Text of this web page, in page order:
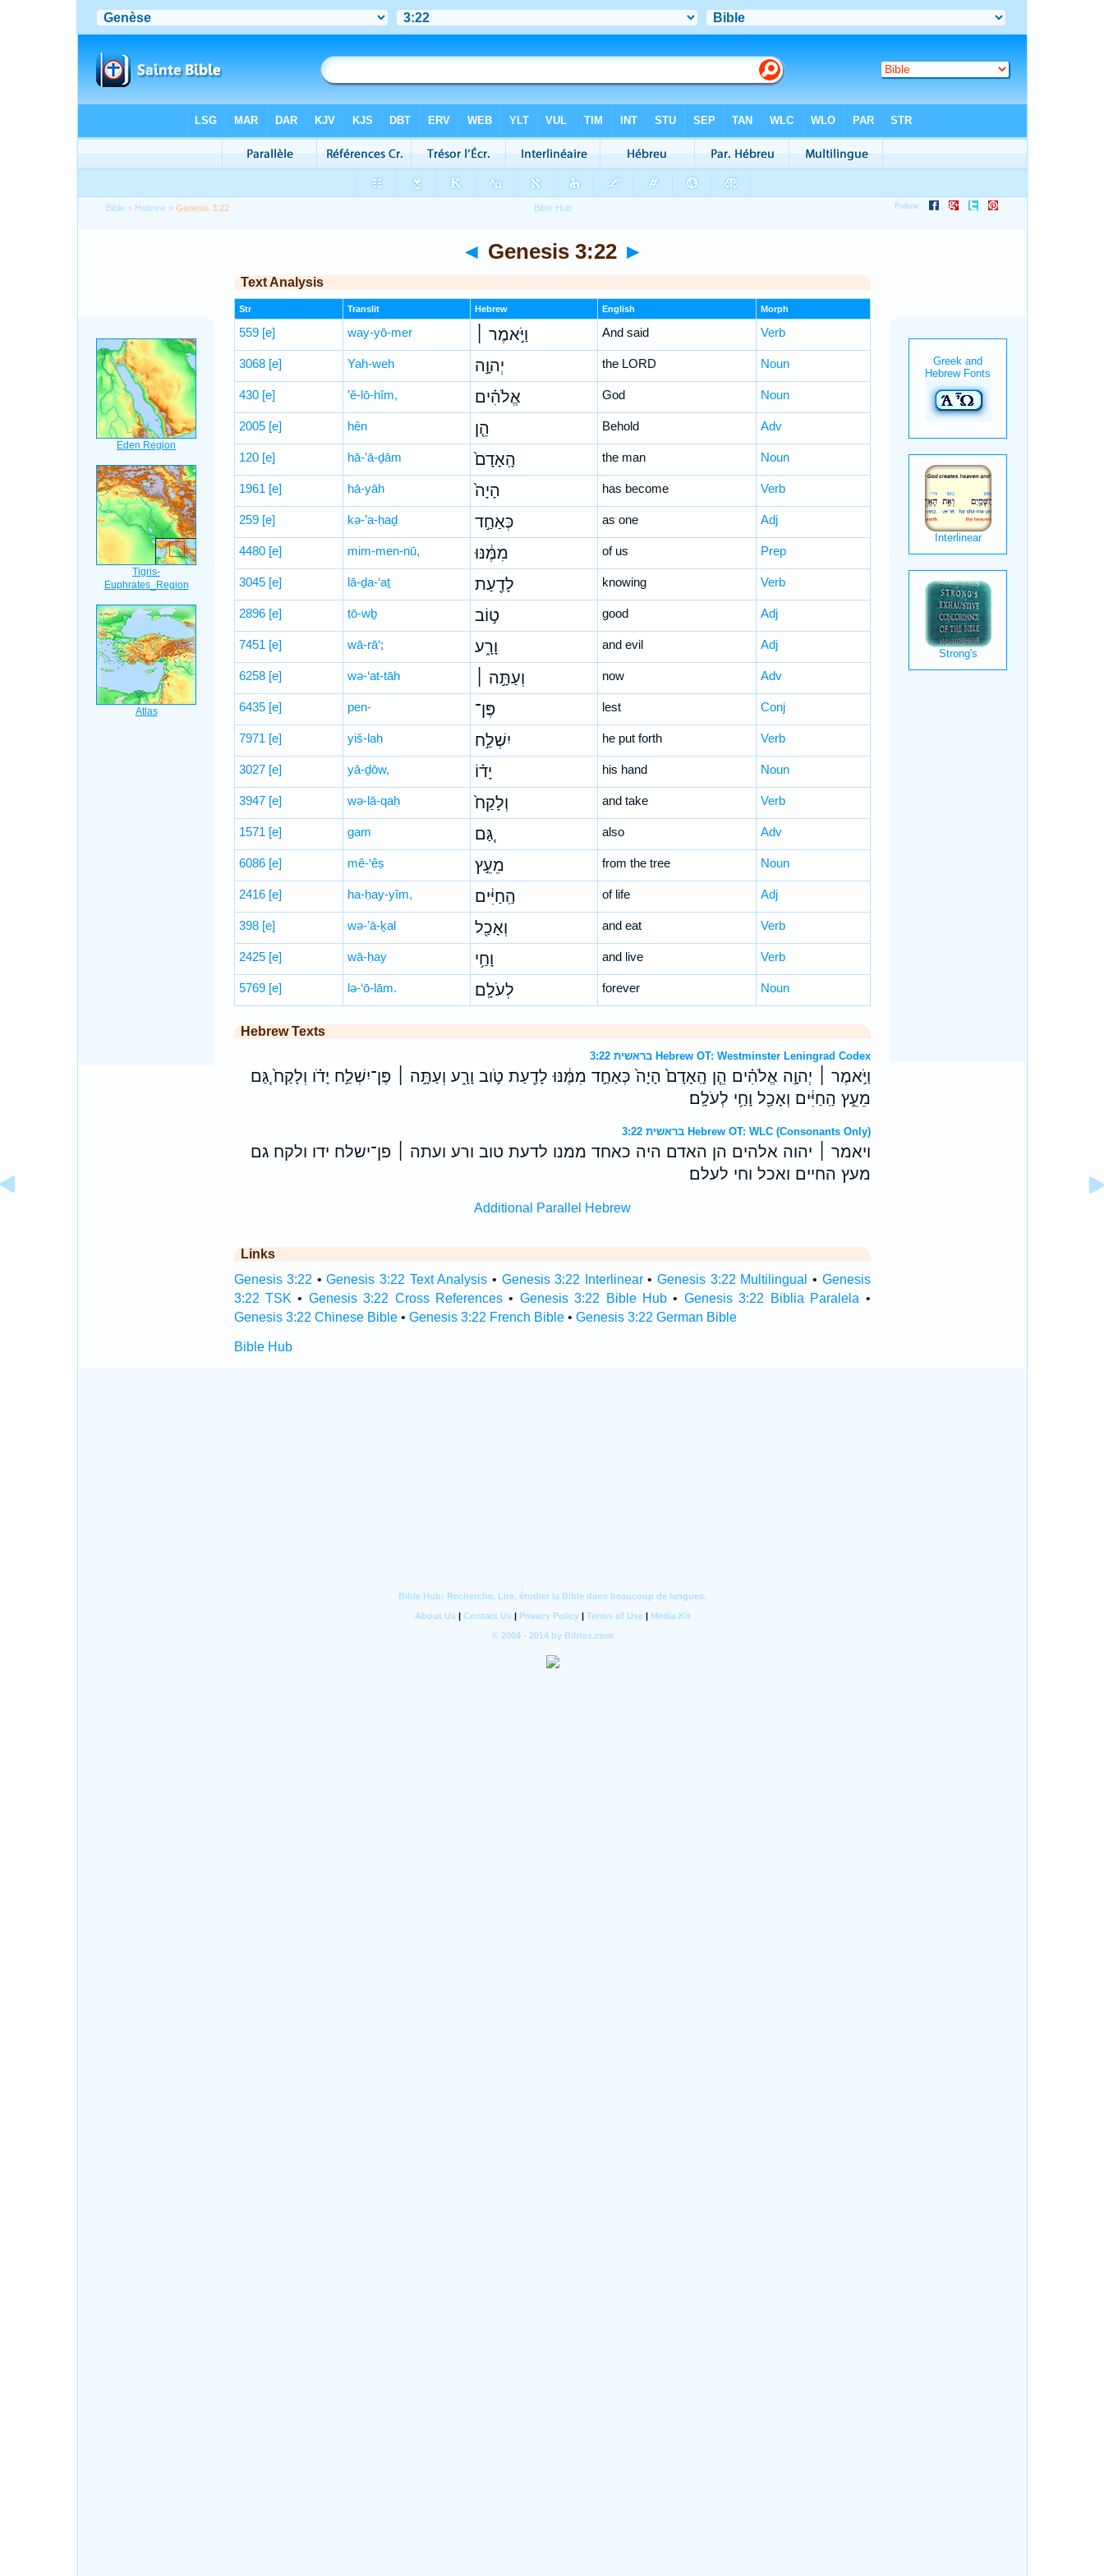
Bible > Hebrew > Genesis 3:22
◄ Genesis 3:22 ►
Text Analysis
Str Translit Hebrew English Morph
559 [e] way-yō-mer וַיֹּ֣אמֶר ׀ And said Verb
3068 [e] Yah-weh יְהוָ֣ה the LORD Noun
430 [e] ’ĕ-lō-hîm, אֱלֹהִ֗ים God Noun
2005 [e] hên הֵ֤ן Behold Adv
120 [e] hā-’ā-ḏām הָֽאָדָם֙ the man Noun
1961 [e] hā-yāh הָיָה֙ has become Verb
259 [e] kə-’a-ḥaḏ כְּאַחַ֣ד as one Adj
4480 [e] mim-men-nū, מִמֶּ֔נּוּ of us Prep
3045 [e] lā-ḏa-‘aṯ לָדַ֖עַת knowing Verb
2896 [e] ṭō-wḇ ט֣וֹב good Adj
7451 [e] wā-rā‘; וָרָ֑ע and evil Adj
6258 [e] wə-‘at-tāh וְעַתָּ֣ה ׀ now Adv
6435 [e] pen- פֶּן־ lest Conj
7971 [e] yiš-laḥ יִשְׁלַ֣ח he put forth Verb
3027 [e] yā-ḏōw, יָד֗וֹ his hand Noun
3947 [e] wə-lā-qaḥ וְלָקַח֙ and take Verb
1571 [e] gam גַּ֚ם also Adv
6086 [e] mê-‘êṣ מֵעֵ֣ץ from the tree Noun
2416 [e] ha-ḥay-yîm, הַֽחַיִּ֔ים of life Adj
398 [e] wə-’ā-ḵal וְאָכַ֖ל and eat Verb
2425 [e] wā-ḥay וָחַ֥י and live Verb
5769 [e] lə-‘ō-lām. לְעֹלָֽם׃ forever Noun
Hebrew Texts
בראשית 3:22 Hebrew OT: Westminster Leningrad Codex
וַיֹּ֣אמֶר ׀ יְהוָ֣ה אֱלֹהִ֗ים הֵ֤ן הָֽאָדָם֙ הָיָה֙ כְּאַחַ֣ד מִמֶּ֔נּוּ לָדַ֖עַת טֹ֣וב וָרָ֑ע וְעַתָּ֣ה ׀ פֶּן־יִשְׁלַ֣ח יָדֹ֗ו וְלָקַח֙ גַּ֚ם
מֵעֵ֣ץ הַֽחַיִּ֔ים וְאָכַ֖ל וָחַ֥י לְעֹלָֽם׃
בראשית 3:22 Hebrew OT: WLC (Consonants Only)
ויאמר ׀ יהוה אלהים הן האדם היה כאחד ממנו לדעת טוב ורע ועתה ׀ פן־ישלח ידו ולקח גם
מעץ החיים ואכל וחי לעלם׃
Additional Parallel Hebrew
Links
Genesis 3:22 •Genesis 3:22 Text Analysis • Genesis 3:22 Interlinear• Genesis 3:22 Multilingual • Genesis
3:22 TSK • Genesis 3:22 Cross References • Genesis 3:22 Bible Hub • Genesis 3:22 Biblia Paralela •
Genesis 3:22 Chinese Bible• Genesis 3:22 French Bible• Genesis 3:22 German Bible
Bible Hub